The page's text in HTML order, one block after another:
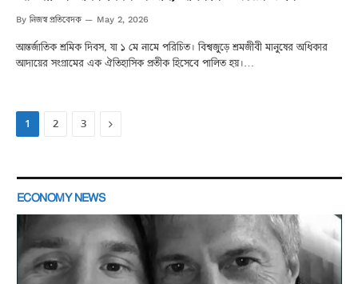
By নিজস্ব প্রতিবেদক May 2, 2026
আন্তর্জাতিক শ্রমিক দিবস, যা ১ মে নামে পরিচিত। বিশ্বজুড়ে শ্রমজীবী মানুষের অধিকার
আদায়ের সংগ্রামের এক ঐতিহাসিক প্রতীক হিসেবে পালিত হয়।…
1 2 3 Next
ECONOMY NEWS